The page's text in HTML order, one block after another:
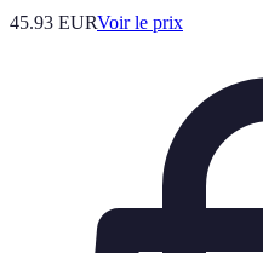
45.93 EURVoir le prix